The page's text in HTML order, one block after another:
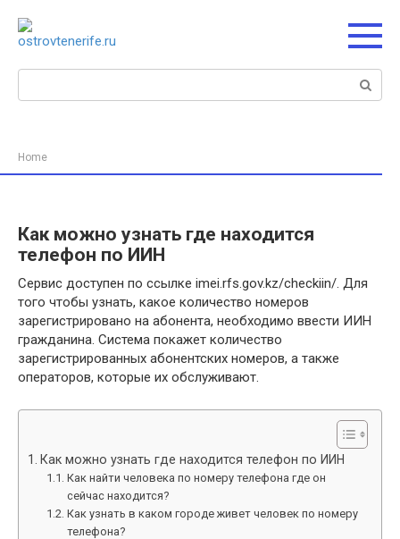
контенту
Поиск:
Home
Как можно узнать где находится
телефон по ИИН
Сервис доступен по ссылке imei.rfs.gov.kz/checkiin/. Для
того чтобы узнать, какое количество номеров
зарегистрировано на абонента, необходимо ввести ИИН
гражданина. Система покажет количество
зарегистрированных абонентских номеров, а также
операторов, которые их обслуживают.
Как можно узнать где находится телефон по ИИН
Как найти человека по номеру телефона где он
сейчас находится?
Как узнать в каком городе живет человек по номеру
телефона?